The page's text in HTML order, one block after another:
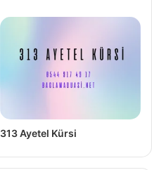
313 Ayetel Kürsi